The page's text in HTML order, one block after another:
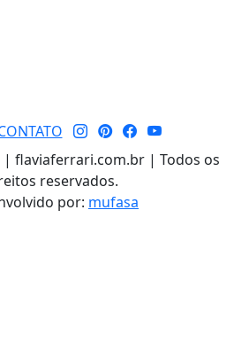
flaviaferrari.com.br | Todos os
reservados.
por: mufasa